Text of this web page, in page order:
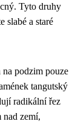
Tyto druhy
slabé a staré
podzim pouze
tangutský
radikální řez
zemí,